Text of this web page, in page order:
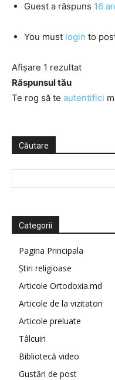
Guest a răspuns 16
You must login to
Afișare 1 rezultat
Răspunsul tău
Te rog să te autentifici
Căutare
Categorii
Pagina Principala
Știri religioase
Articole Ortodoxia.md
Articole de la vizitatori
Articole preluate
Tâlcuiri
Bibliotecă video
Gustări de post